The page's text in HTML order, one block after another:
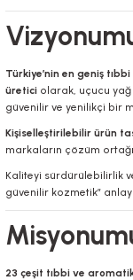
Türkiye’nin en geniş
üretici olarak, uçucu
güvenilir ve yenilikçi bir
Kişiselleştirilebilir ürün
markaların çözüm
Kaliteyi sürdürülebilirlik
güvenilir kozmetik”
23 çeşit tıbbi ve